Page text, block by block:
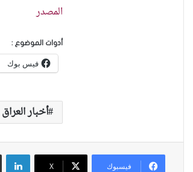
المصدر
أدوات الموضوع :
فيس بوك
أخبار العراق
فيسبوك X
لينكدإن